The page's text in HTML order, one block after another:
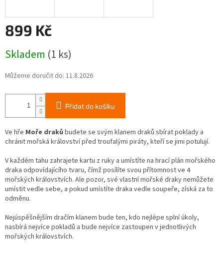
899 Kč
cena:
Skladem (1 ks)
Můžeme doručit do: 11.8.2026
Přidat do košíku
Ve hře Moře draků budete se svým klanem draků sbírat poklady a
chránit mořská království před troufalými piráty, kteří se jimi potulují.
V každém tahu zahrajete kartu z ruky a umístíte na hrací plán mořského
draka odpovídajícího tvaru, čímž posílíte svou přítomnost ve 4
mořských královstvích. Ale pozor, své vlastní mořské draky nemůžete
umístit vedle sebe, a pokud umístíte draka vedle soupeře, získá za to
odměnu.
Nejúspěšnějším dračím klanem bude ten, kdo nejlépe splní úkoly,
nasbírá nejvíce pokladů a bude nejvíce zastoupen v jednotlivých
mořských královstvích.